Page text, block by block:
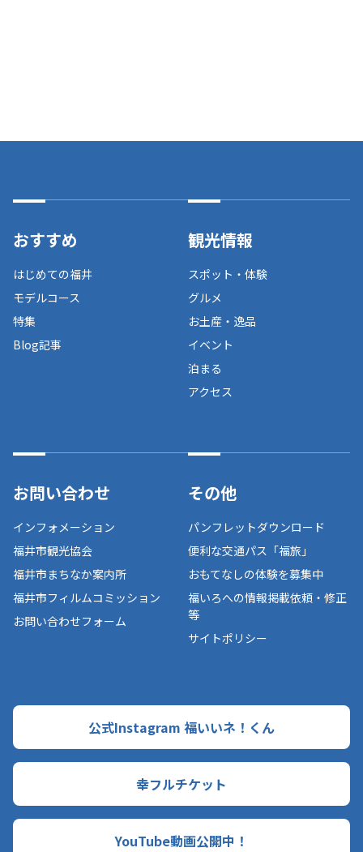
おすすめ
はじめての福井
モデルコース
特集
Blog記事
観光情報
スポット・体験
グルメ
お土産・逸品
イベント
泊まる
アクセス
お問い合わせ
インフォメーション
福井市観光協会
福井市まちなか案内所
福井市フィルムコミッション
お問い合わせフォーム
その他
パンフレットダウンロード
便利な交通パス「福旅」
おもてなしの体験を募集中
福いろへの情報掲載依頼・修正
等
サイトポリシー
公式Instagram 福いいネ！くん
幸フルチケット
YouTube動画公開中！